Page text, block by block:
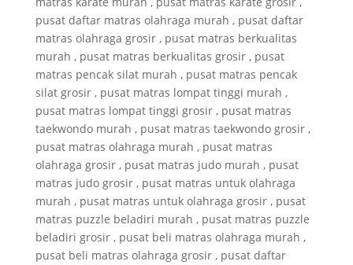
pusat daftar matras olahraga murah , pusat daftar
matras olahraga grosir , pusat matras berkualitas
murah , pusat matras berkualitas grosir , pusat
matras pencak silat murah , pusat matras pencak
silat grosir , pusat matras lompat tinggi murah ,
pusat matras lompat tinggi grosir , pusat matras
taekwondo murah , pusat matras taekwondo grosir ,
pusat matras olahraga murah , pusat matras
olahraga grosir , pusat matras judo murah , pusat
matras judo grosir , pusat matras untuk olahraga
murah , pusat matras untuk olahraga grosir , pusat
matras puzzle beladiri murah , pusat matras puzzle
beladiri grosir , pusat beli matras olahraga murah ,
pusat beli matras olahraga grosir , pusat daftar